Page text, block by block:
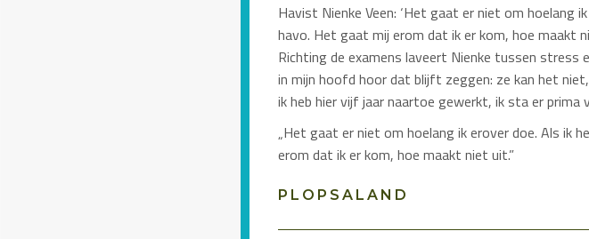
Havist Nienke Veen: ‘Het gaat er niet om hoelang
havo. Het gaat mij erom dat ik er kom, hoe maakt
Richting de examens laveert Nienke tussen
in mijn hoofd hoor dat blijft zeggen: ze kan het
ik heb hier vijf jaar naartoe gewerkt, ik sta er prima
„Het gaat er niet om hoelang ik erover doe. Als ik
erom dat ik er kom, hoe maakt niet uit.”
PLOPSALAND